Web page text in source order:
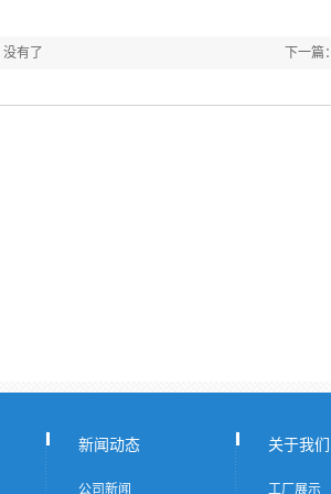
下一篇：
有了
新闻动态
公司新闻
关于我们
工厂展示